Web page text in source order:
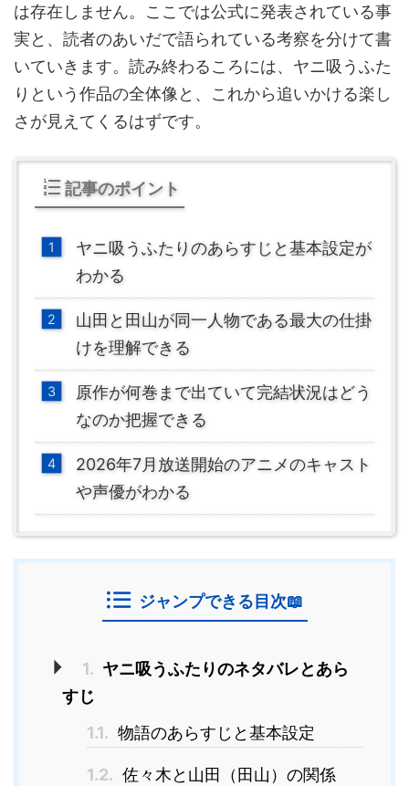
は存在しません。ここでは公式に発表されている事
実と、読者のあいだで語られている考察を分けて書
いていきます。読み終わるころには、ヤニ吸うふた
りという作品の全体像と、これから追いかける楽し
さが見えてくるはずです。
記事のポイント
ヤニ吸うふたりのあらすじと基本設定が
わかる
山田と田山が同一人物である最大の仕掛
けを理解できる
原作が何巻まで出ていて完結状況はどう
なのか把握できる
2026年7月放送開始のアニメのキャスト
や声優がわかる
ジャンプできる目次📖
1. ヤニ吸うふたりのネタバレとあら
すじ
1.1. 物語のあらすじと基本設定
1.2. 佐々木と山田（田山）の関係